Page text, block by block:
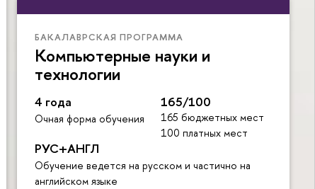
БАКАЛАВРСКАЯ ПРОГРАММА
Компьютерные науки и
технологии
4 года
Очная форма обучения
165/100
165 бюджетных мест
100 платных мест
РУС+АНГЛ
Обучение ведется на русском и частично на
английском языке